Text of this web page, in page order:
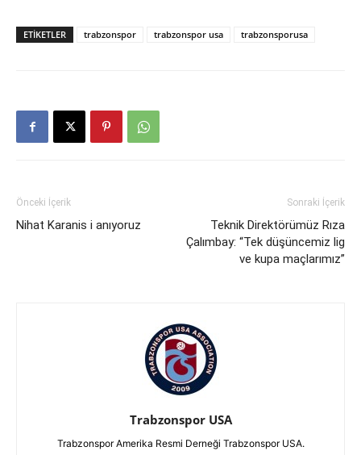
ETIKETLER trabzonspor trabzonspor usa trabzonsporusa
Önceki İçerik
Nihat Karanis i anıyoruz
Sonraki İçerik
Teknik Direktörümüz Rıza
Çalımbay: “Tek düşüncemiz lig
ve kupa maçlarımız”
Trabzonspor USA
Trabzonspor Amerika Resmi Derneği Trabzonspor USA.